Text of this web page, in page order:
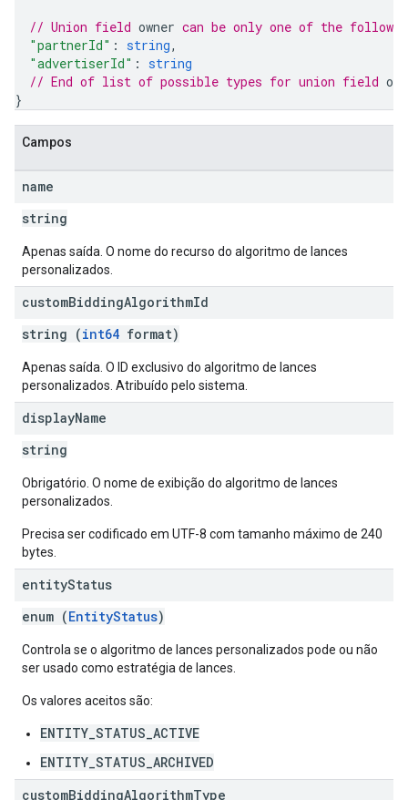
// Union field owner can be only one of the
"partnerId" : string,
"advertiserId" : string
// End of list of possible types for union field
}
Campos
name
string
Apenas saída. O nome do recurso do algoritmo de lances
personalizados.
customBiddingAlgorithmId
string (int64 format)
Apenas saída. O ID exclusivo do algoritmo de lances
personalizados. Atribuído pelo sistema.
displayName
string
Obrigatório. O nome de exibição do algoritmo de lances
personalizados.
Precisa ser codificado em UTF-8 com tamanho máximo de 240
bytes.
entityStatus
enum (EntityStatus)
Controla se o algoritmo de lances personalizados pode ou não
ser usado como estratégia de lances.
Os valores aceitos são:
ENTITY_STATUS_ACTIVE
ENTITY_STATUS_ARCHIVED
customBiddingAlgorithmType